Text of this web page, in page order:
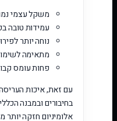
משקל עצמי
עמידות טובה
נוחה יותר
מתאימה
פחות עומס
עם זאת, איכות
בחיבורים ובמבנה
אלומיניום חזקה יותר